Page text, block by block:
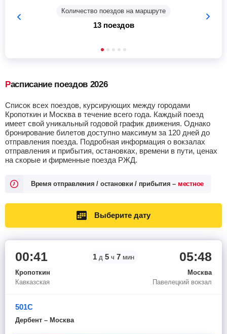
Количество поездов на маршруте
13 поездов
Расписание поездов 2026
Список всех поездов, курсирующих между городами
Кропоткин и Москва в течение всего года. Каждый поезд
имеет свой уникальный годовой график движения. Однако
бронирование билетов доступно максимум за 120 дней до
отправления поезда. Подробная информация о вокзалах
отправления и прибытия, остановках, времени в пути, ценах
на скорые и фирменные поезда РЖД.
Время отправления / остановки / прибытия – местное
Выберите дату
00:41
Кропоткин
Кавказская
1 д 5 ч 7 мин 05:48
Москва
Павелецкий вокзал
501С
Дербент – Москва